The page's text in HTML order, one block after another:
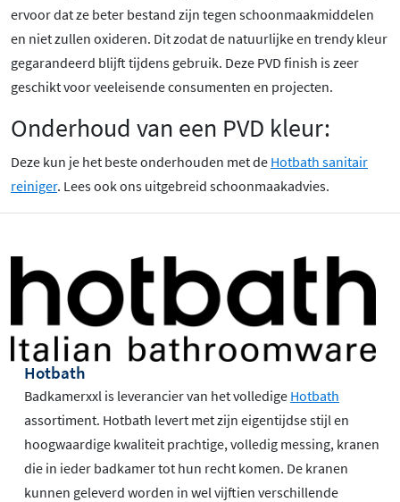
ervoor dat ze beter bestand zijn tegen schoonmaakmiddelen
en niet zullen oxideren. Dit zodat de natuurlijke en trendy kleur
gegarandeerd blijft tijdens gebruik. Deze PVD finish is zeer
geschikt voor veeleisende consumenten en projecten.
Onderhoud van een PVD kleur:
Deze kun je het beste onderhouden met de Hotbath sanitair
reiniger. Lees ook ons uitgebreid schoonmaakadvies.
Hotbath
Badkamerxxl is leverancier van het volledige Hotbath
assortiment. Hotbath levert met zijn eigentijdse stijl en
hoogwaardige kwaliteit prachtige, volledig messing, kranen
die in ieder badkamer tot hun recht komen. De kranen
kunnen geleverd worden in wel vijftien verschillende